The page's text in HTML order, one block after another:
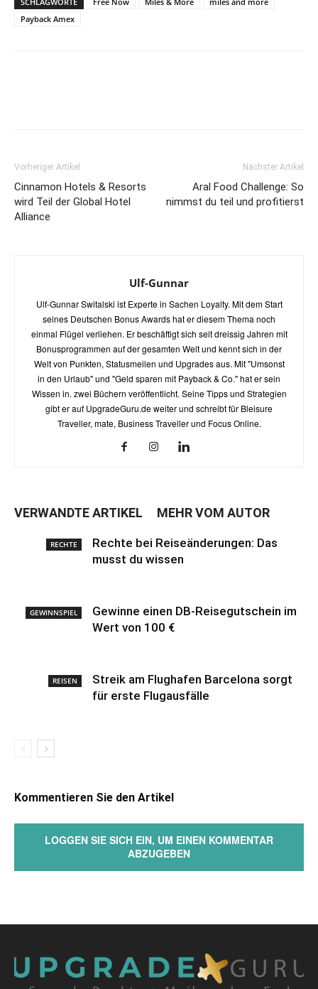
Payback Amex
Vorheriger Artikel
Cinnamon Hotels & Resorts
wird Teil der Global Hotel
Alliance
Nächster Artikel
Aral Food Challenge: So
nimmst du teil und profitierst
Ulf-Gunnar
Ulf-Gunnar Switalski ist Experte in Sachen Loyalty. Mit dem Start
seines Deutschen Bonus Awards hat er diesem Thema noch
einmal Flügel verliehen. Er beschäftigt sich seit dreissig Jahren mit
Bonusprogrammen auf der gesamten Welt und kennt sich in der
Welt von Punkten, Statusmeilen und Upgrades aus. Mit "Umsonst
in den Urlaub" und "Geld sparen mit Payback & Co." hat er sein
Wissen in. zwei Büchern veröffentlicht. Seine Tipps und Strategien
gibt er auf UpgradeGuru.de weiter und schreibt für Bleisure
Traveller, mate, Business Traveller und Focus Online.
VERWANDTE ARTIKEL MEHR VOM AUTOR
RECHTE
Rechte bei Reiseänderungen: Das
musst du wissen
GEWINNSPIEL
Gewinne einen DB-Reisegutschein im
Wert von 100 €
REISEN
Streik am Flughafen Barcelona sorgt
für erste Flugausfälle
Kommentieren Sie den Artikel
LOGGEN SIE SICH EIN, UM EINEN KOMMENTAR
ABZUGEBEN